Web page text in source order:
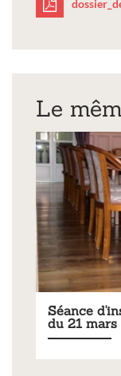
Le
Séance
du 21